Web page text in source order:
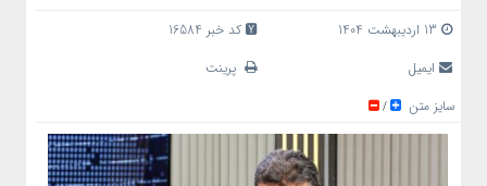
13 اردیبهشت 1404
کد خبر 16584
ایمیل
پرینت
سایز متن
/